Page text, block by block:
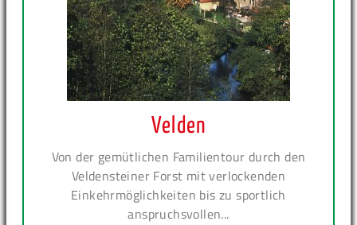
Velden
Von der gemütlichen Familientour durch den
Veldensteiner Forst mit verlockenden
Einkehrmöglichkeiten bis zu sportlich
anspruchsvollen...